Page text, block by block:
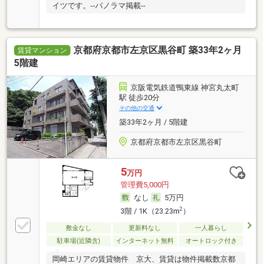
イツです。--パノラマ掲載--
賃貸マンション
京都府京都市左京区黒谷町 築33年2ヶ月
5階建
京阪電気鉄道鴨東線 神宮丸太町
駅 徒歩20分
その他の交通
築33年2ヶ月 / 5階建
京都府京都市左京区黒谷町
5万円
管理費5,000円
なし
5万円
3階 / 1K（23.23m2）
敷金なし 更新料なし
一人暮らし
駐車場(近隣含)
インターネット無料 オートロック付き
岡崎エリアの賃貸物件 京大、賃貸は物件掲載数京都